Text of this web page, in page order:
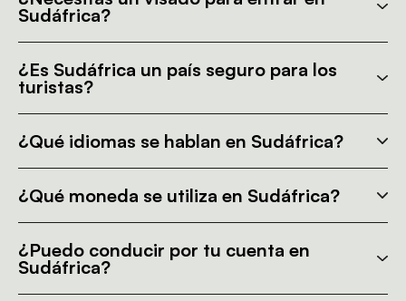
Sudáfrica?
¿Es Sudáfrica un país seguro para los
turistas?
¿Qué idiomas se hablan en Sudáfrica?
¿Qué moneda se utiliza en Sudáfrica?
¿Puedo conducir por tu cuenta en
Sudáfrica?